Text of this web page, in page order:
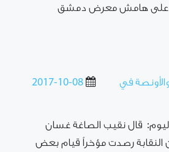
على هامش معرض دمشق
2017-10-08
في
اليوم: قال نقيب الصاغة غسان
النقابة رصدت مؤخراً قيام بعض